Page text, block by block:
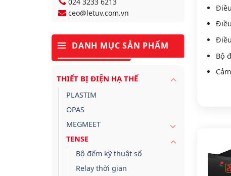
ceo@letuv.com.vn
DANH MỤC SẢN PHẨM
THIẾT BỊ ĐIỆN HẠ THẾ
PLASTIM
OPAS
MEGMEET
TENSE
Bộ đếm kỹ thuật số
Relay thời gian
Bộ